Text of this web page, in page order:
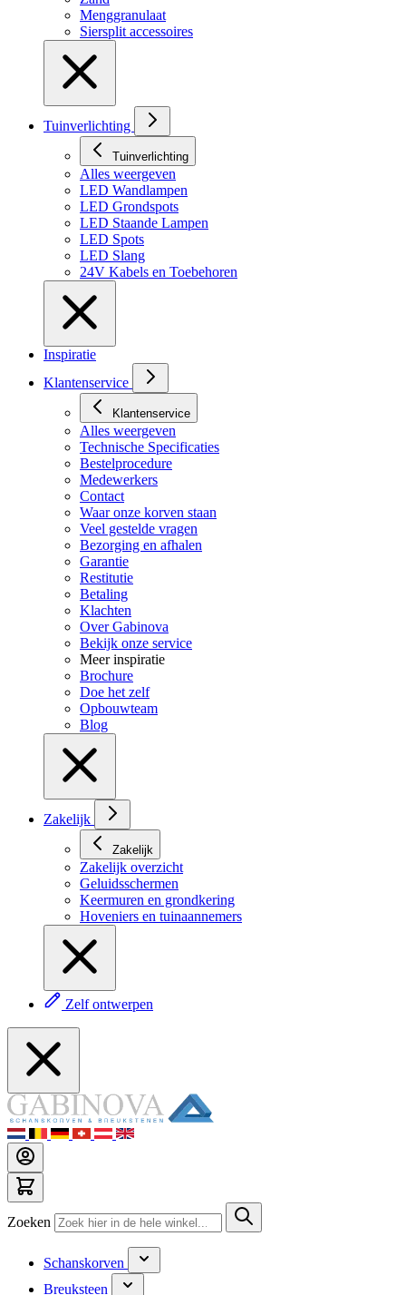
Menggranulaat
Siersplit accessoires
Tuinverlichting
Tuinverlichting
Alles weergeven
LED Wandlampen
LED Grondspots
LED Staande Lampen
LED Spots
LED Slang
24V Kabels en Toebehoren
Inspiratie
Klantenservice
Klantenservice
Alles weergeven
Technische Specificaties
Bestelprocedure
Medewerkers
Contact
Waar onze korven staan
Veel gestelde vragen
Bezorging en afhalen
Garantie
Restitutie
Betaling
Klachten
Over Gabinova
Bekijk onze service
Meer inspiratie
Brochure
Doe het zelf
Opbouwteam
Blog
Zakelijk
Zakelijk
Zakelijk overzicht
Geluidsschermen
Keermuren en grondkering
Hoveniers en tuinaannemers
Zelf ontwerpen
Zoeken
Schanskorven
Breuksteen